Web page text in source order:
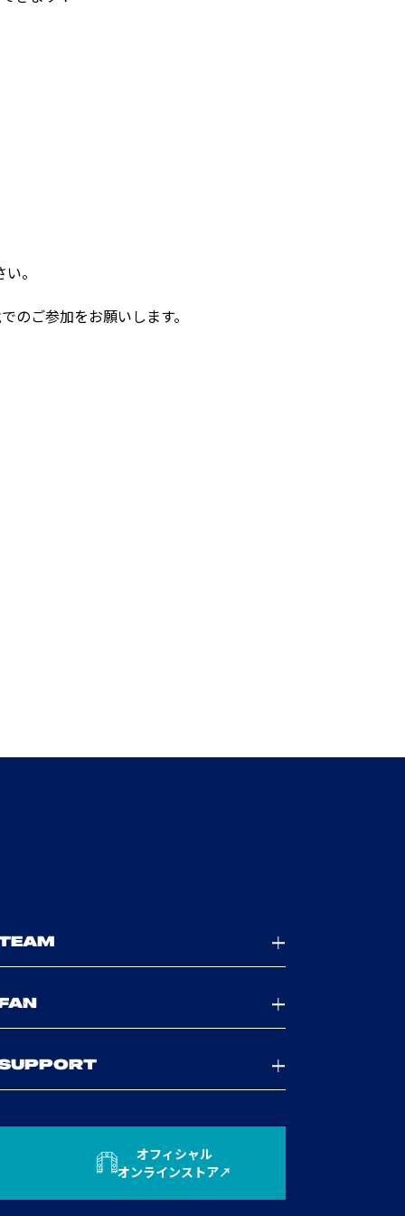
。
のご参加をお願いします。
オフィシャル
オンラインストア